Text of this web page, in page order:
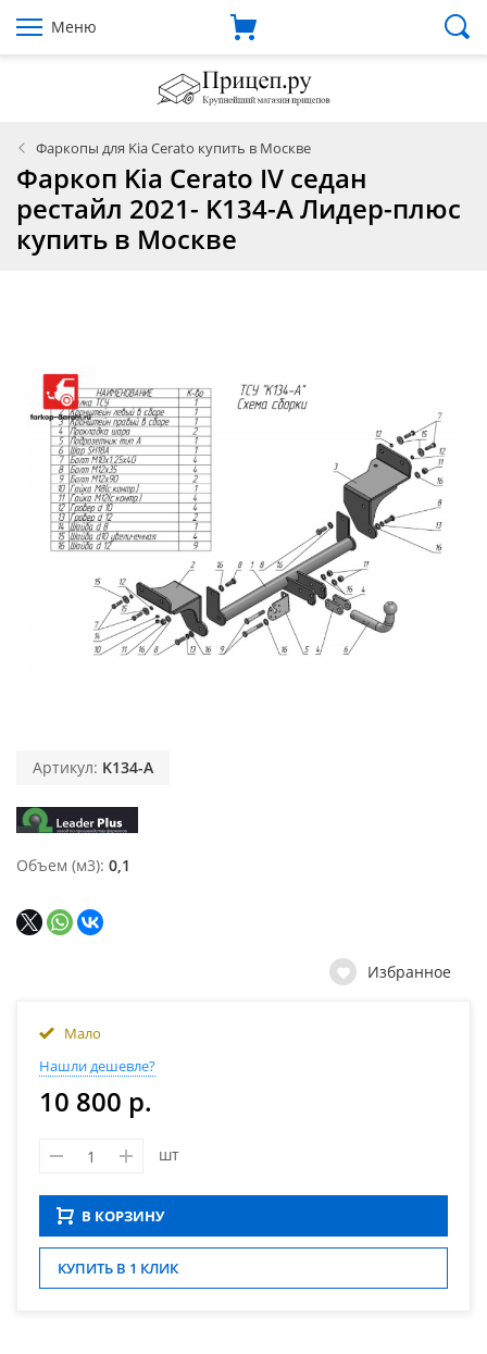
Меню
Фаркопы для Kia Cerato купить в Москве
Фаркоп Kia Cerato IV седан
рестайл 2021- K134-A Лидер-плюс
купить в Москве
Артикул: K134-A
Объем (м3) 0,1
Избранное
Мало
Нашли дешевле?
10 800 р.
шт
В КОРЗИНУ
КУПИТЬ В 1 КЛИК